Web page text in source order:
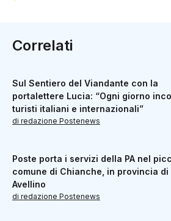
Correlati
Sul Sentiero del Viandante con la
portalettere Lucia: “Ogni giorno
turisti italiani e internazionali”
di redazione Postenews
Poste porta i servizi della PA nel
comune di Chianche, in provincia di
Avellino
di redazione Postenews